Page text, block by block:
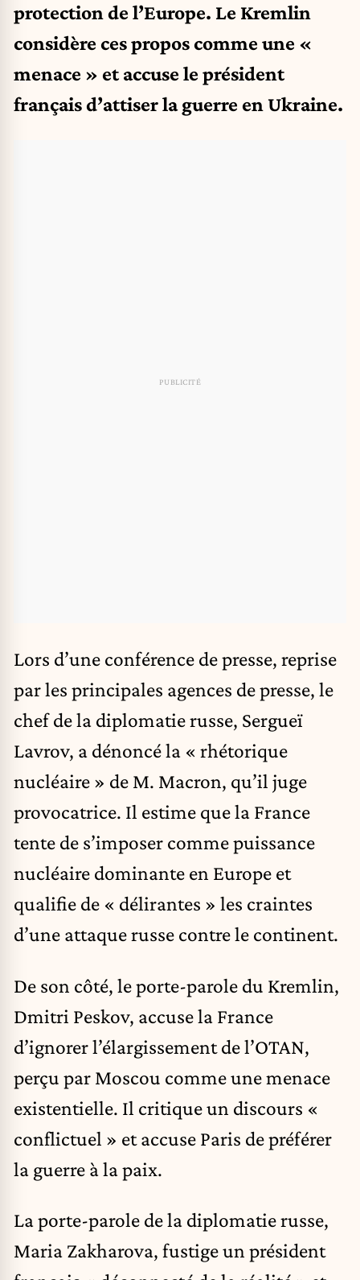
protection de l’Europe. Le Kremlin
considère ces propos comme une «
menace » et accuse le président
français d’attiser la guerre en Ukraine.
Lors d’une conférence de presse, reprise
par les principales agences de presse, le
chef de la diplomatie russe, Sergueï
Lavrov, a dénoncé la « rhétorique
nucléaire » de M. Macron, qu’il juge
provocatrice. Il estime que la France
tente de s’imposer comme puissance
nucléaire dominante en Europe et
qualifie de « délirantes » les craintes
d’une attaque russe contre le continent.
De son côté, le porte-parole du Kremlin,
Dmitri Peskov, accuse la France
d’ignorer l’élargissement de l’OTAN,
perçu par Moscou comme une menace
existentielle. Il critique un discours «
conflictuel » et accuse Paris de préférer
la guerre à la paix.
La porte-parole de la diplomatie russe,
Maria Zakharova, fustige un président